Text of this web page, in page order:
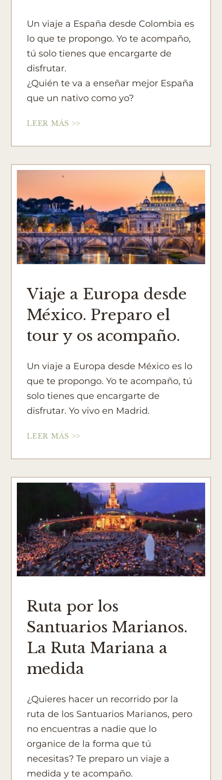
Un viaje a España desde Colombia es
lo que te propongo. Yo te acompaño,
tú solo tienes que encargarte de
disfrutar.
¿Quién te va a enseñar mejor España
que un nativo como yo?
LEER MÁS >>
Viaje a Europa desde
México. Preparo el
tour y os acompaño.
Un viaje a Europa desde México es lo
que te propongo. Yo te acompaño, tú
solo tienes que encargarte de
disfrutar. Yo vivo en Madrid.
LEER MÁS >>
Ruta por los
Santuarios Marianos.
La Ruta Mariana a
medida
¿Quieres hacer un recorrido por la
ruta de los Santuarios Marianos, pero
no encuentras a nadie que lo
organice de la forma que tú
necesitas? Te preparo un viaje a
medida y te acompaño.